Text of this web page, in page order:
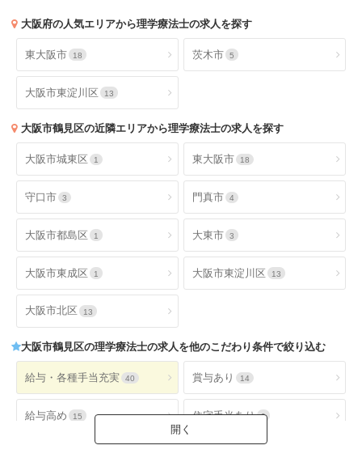
大阪府の人気エリアから理学療法士の求人を探す
東大阪市 18 茨木市 5
大阪市東淀川区 13
大阪市鶴見区の近隣エリアから理学療法士の求人を探す
大阪市城東区 1 東大阪市 18
守口市 3 門真市 4
大阪市都島区 1 大東市 3
大阪市東成区 1 大阪市東淀川区 13
大阪市北区 13
大阪市鶴見区の理学療法士の求人を他のこだわり条件で絞り込む
給与・各種手当充実 40 賞与あり 14
給与高め 15 住宅手当あり 9